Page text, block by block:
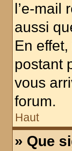
l’e-mail
aussi
En
postant
vous
forum.
Haut
» Que